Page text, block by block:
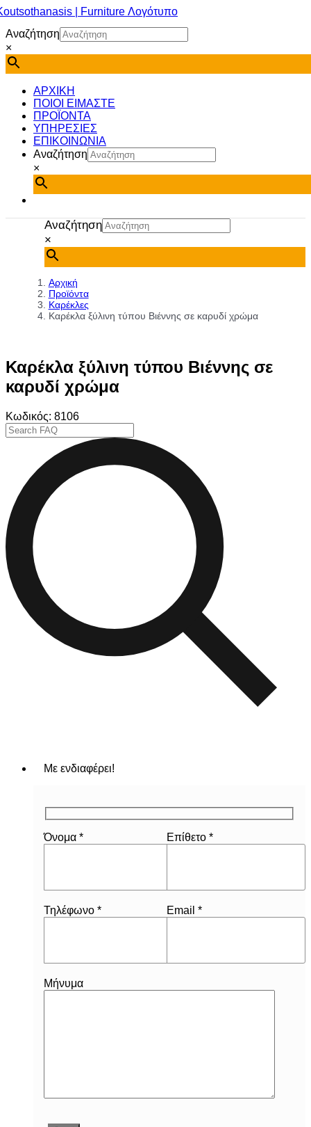
Μετάβαση
περιεχόμενο
Αναζήτηση
×
Αναζήτηση
×
ΑΡΧΙΚΗ
ΠΟΙΟΙ ΕΙΜΑΣΤΕ
ΠΡΟΪΟΝΤΑ
ΥΠΗΡΕΣΙΕΣ
ΕΠΙΚΟΙΝΩΝΙΑ
Αναζήτηση
×
Αρχική
Προϊόντα
Καρέκλες
Καρέκλα ξύλινη τύπου Βιέννης σε καρυδί χρώμα
Καρέκλα ξύλινη τύπου Βιέννης σε
καρυδί χρώμα
Κωδικός: 8106
Με ενδιαφέρει!
Όνομα * Επίθετο *
Τηλέφωνο * Email *
Μήνυμα